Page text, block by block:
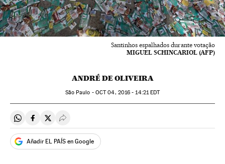
Santinhos espalhados durante votação
MIGUEL SCHINCARIOL (AFP)
ANDRÉ DE OLIVEIRA
São Paulo - OCT04, 2016 - 14:21EDT
Compartir en Whatsapp
Compartir en Facebook
Compartir en Twitter
Desplegar Redes Sociales
Añadir EL PAÍS en Google